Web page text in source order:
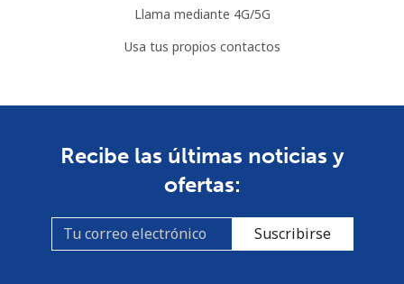
Llama mediante 4G/5G
Usa tus propios contactos
Recibe las últimas noticias y
ofertas:
Suscribirse